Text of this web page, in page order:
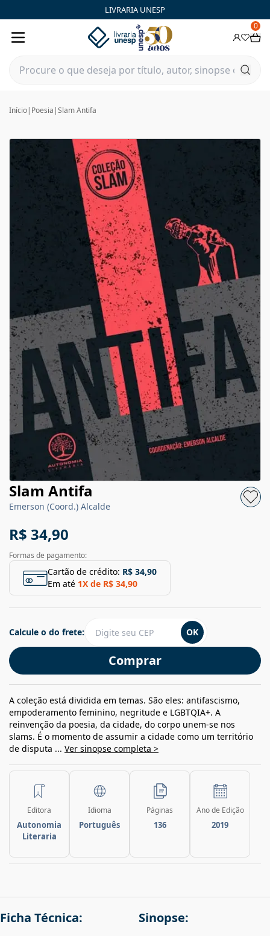
LIVRARIA UNESP
0
Início| Poesia |Slam Antifa
Slam Antifa
Emerson (Coord.) Alcalde
R$ 34,90
Formas de pagamento:
Cartão de crédito: R$ 34,90
Em até 1X de R$ 34,90
Comprar
Calcule o do frete: OK
A coleção está dividida em temas. São eles: antifascismo,
empoderamento feminino, negritude e LGBTQIA+. A
reinvenção da poesia, da cidade, do corpo unem-se nos
slams. É o momento de assumir a cidade como um território
de disputa ... Ver sinopse completa >
Editora
Autonomia
Literaria
Idioma
Português
Páginas
136
Ano de Edição
2019
Ficha Técnica: Sinopse: